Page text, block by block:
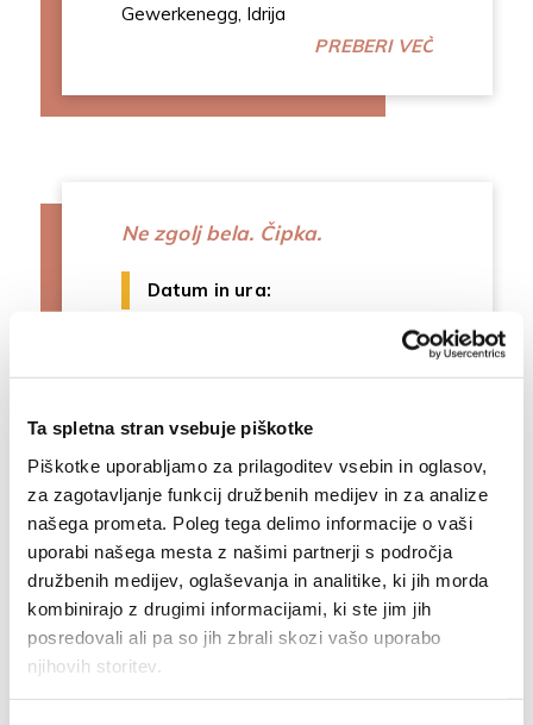
Ta spletna stran vsebuje piškotke
Piškotke uporabljamo za prilagoditev vsebin in oglasov,
za zagotavljanje funkcij družbenih medijev in za analize
našega prometa. Poleg tega delimo informacije o vaši
uporabi našega mesta z našimi partnerji s področja
družbenih medijev, oglaševanja in analitike, ki jih morda
kombinirajo z drugimi informacijami, ki ste jim jih
posredovali ali pa so jih zbrali skozi vašo uporabo
njihovih storitev.
Gewerkenegg, Idrija
PREBERI VEČ
Ne zgolj bela. Čipka.
Datum in ura:
Osnovne informacije